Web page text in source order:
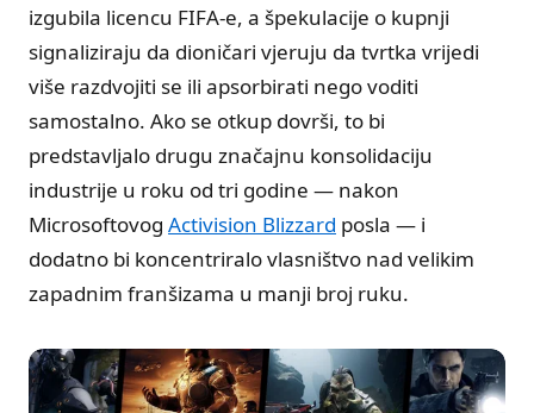
izgubila licencu FIFA-e, a špekulacije o kupnji
signaliziraju da dioničari vjeruju da tvrtka vrijedi
više razdvojiti se ili apsorbirati nego voditi
samostalno. Ako se otkup dovrši, to bi
predstavljalo drugu značajnu konsolidaciju
industrije u roku od tri godine — nakon
Microsoftovog Activision Blizzard posla — i
dodatno bi koncentriralo vlasništvo nad velikim
zapadnim franšizama u manji broj ruku.